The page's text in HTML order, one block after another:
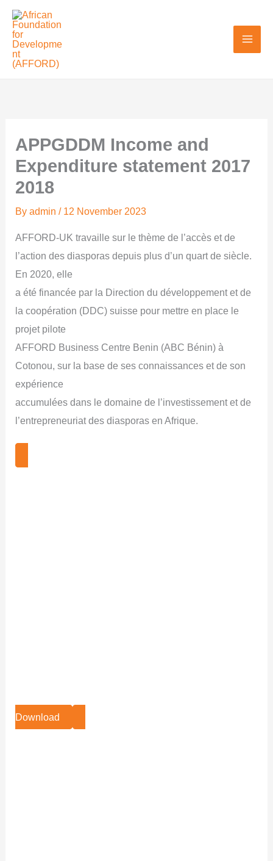
Skip
content
APPGDDM Income and
Expenditure statement 2017
2018
Byadmin/ 12 November 2023
AFFORD-UK travaille sur le thème de l’accès et de
l’action des diasporas depuis plus d’un quart de siècle.
En 2020, elle
a été financée par la Direction du développement et de
la coopération (DDC) suisse pour mettre en place le
projet pilote
AFFORD Business Centre Benin (ABC Bénin) à
Cotonou, sur la base de ses connaissances et de son
expérience
accumulées dans le domaine de l’investissement et de
l’entrepreneuriat des diasporas en Afrique.
Download